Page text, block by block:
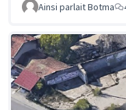
Ainsi parlait Botma